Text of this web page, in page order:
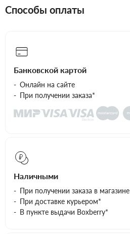
Способы оплаты
Банковской картой
Онлайн на сайте
При получении заказа*
Наличными
При получении заказа в магазине
При доставке курьером*
В пункте выдачи Boxberry*